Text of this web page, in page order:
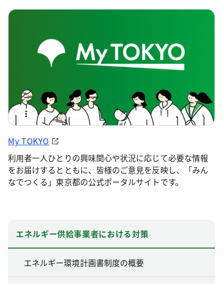
My TOKYO
利用者一人ひとりの興味関心や状況に応じて必要な情報
をお届けするとともに、皆様のご意見を反映し、「みん
なでつくる」東京都の公式ポータルサイトです。
エネルギー供給事業者における対策
エネルギー環境計画書制度の概要